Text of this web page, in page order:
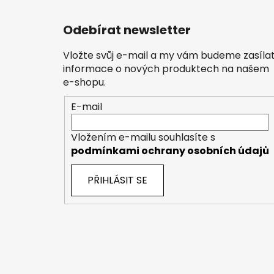
Odebírat newsletter
Vložte svůj e-mail a my vám budeme
informace o nových produktech na našem
e-shopu.
E-mail
Vložením e-mailu souhlasíte s
podmínkami ochrany osobních údajů
PŘIHLÁSIT SE